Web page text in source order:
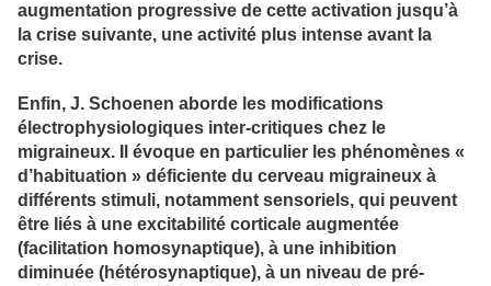
augmentation progressive de cette activation jusqu’à
la crise suivante, une activité plus intense avant la
crise.
Enfin, J. Schoenen aborde les modifications
électrophysiologiques inter-critiques chez le
migraineux. Il évoque en particulier les phénomènes «
d’habituation » déficiente du cerveau migraineux à
différents stimuli, notamment sensoriels, qui peuvent
être liés à une excitabilité corticale augmentée
(facilitation homosynaptique), à une inhibition
diminuée (hétérosynaptique), à un niveau de pré-